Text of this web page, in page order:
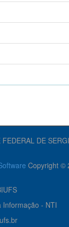
FEDERAL DE
Copyright ©
Informação - NTI